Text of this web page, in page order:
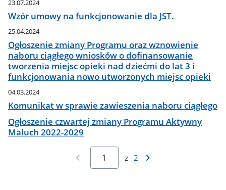
23.07.2024
Wzór umowy na funkcjonowanie dla JST.
25.04.2024
Ogłoszenie zmiany Programu oraz wznowienie
naboru ciągłego wniosków o dofinansowanie
tworzenia miejsc opieki nad dziećmi do lat 3 i
funkcjonowania nowo utworzonych miejsc opieki
04.03.2024
Komunikat w sprawie zawieszenia naboru ciągłego
Ogłoszenie czwartej zmiany Programu Aktywny
Maluch 2022-2029
z 2